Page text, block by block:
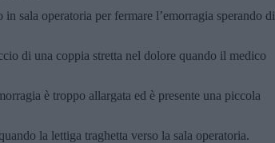
sala operatoria per fermare l’emorragia sperando di
di una coppia stretta nel dolore quando il medico
è troppo allargata ed è presente una piccola
la lettiga traghetta verso la sala operatoria.